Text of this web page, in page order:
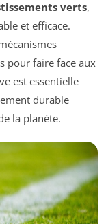
verts,
et efficace.
pour faire face aux
est essentielle
durable
la planète.